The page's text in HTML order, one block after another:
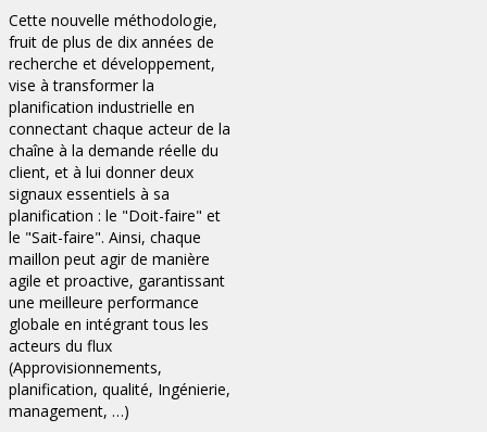
Cette nouvelle méthodologie,
fruit de plus de dix années de
recherche et développement,
vise à transformer la
planification industrielle en
connectant chaque acteur de la
chaîne à la demande réelle du
client, et à lui donner deux
signaux essentiels à sa
planification : le "Doit-faire" et
le "Sait-faire". Ainsi, chaque
maillon peut agir de manière
agile et proactive, garantissant
une meilleure performance
globale en intégrant tous les
acteurs du flux
(Approvisionnements,
planification, qualité, Ingénierie,
management, …)